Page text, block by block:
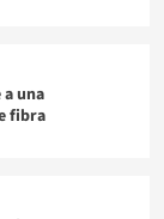
una
fibra